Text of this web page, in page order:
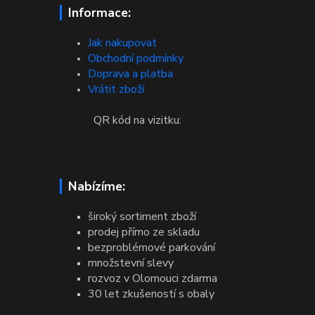
Informace:
Jak nakupovat
Obchodní podmínky
Doprava a platba
Vrátit zboží
QR kód na vizitku:
Nabízíme:
široký sortiment zboží
prodej přímo ze skladu
bezproblémové parkování
množstevní slevy
rozvoz v Olomouci zdarma
30 let zkušeností s obaly